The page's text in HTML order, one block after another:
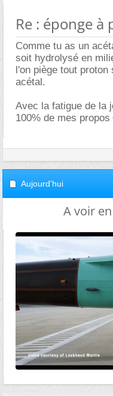
Re : éponge à
Comme tu as un
soit hydrolysé en
l'on piège tout
acétal.
Avec la fatigue de la
100% de mes propos
Aujourd'hui
A voir